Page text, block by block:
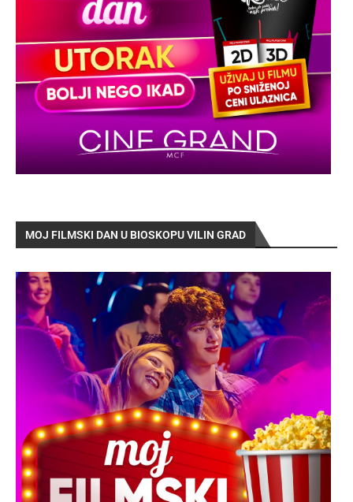
MOJ FILMSKI DAN U BIOSKOPU VILIN GRAD